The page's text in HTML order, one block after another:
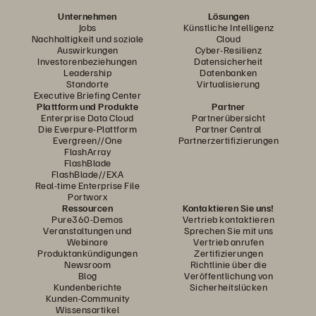
Unternehmen
Jobs
Nachhaltigkeit und soziale
Auswirkungen
Investorenbeziehungen
Leadership
Standorte
Executive Briefing Center
Lösungen
Künstliche Intelligenz
Cloud
Cyber-Resilienz
Datensicherheit
Datenbanken
Virtualisierung
Plattform und Produkte
Enterprise Data Cloud
Die Everpure-Plattform
Evergreen//One
FlashArray
FlashBlade
FlashBlade//EXA
Real-time Enterprise File
Portworx
Partner
Partnerübersicht
Partner Central
Partnerzertifizierungen
Ressourcen
Pure360-Demos
Veranstaltungen und
Webinare
Produktankündigungen
Newsroom
Blog
Kundenberichte
Kunden-Community
Wissensartikel
Kontaktieren Sie uns!
Vertrieb kontaktieren
Sprechen Sie mit uns
Vertrieb anrufen
Zertifizierungen
Richtlinie über die
Veröffentlichung von
Sicherheitslücken